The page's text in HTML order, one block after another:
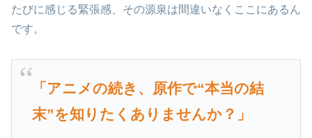
たびに感じる緊張感、その源泉は間違いなくここにあるん
です。
「アニメの続き、原作で“本当の結
末”を知りたくありませんか？」